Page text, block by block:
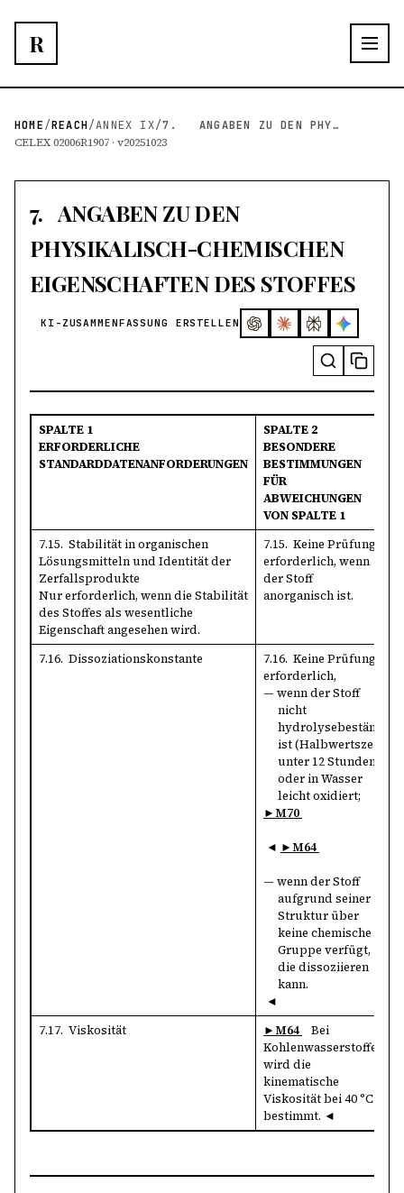
R
HOME/REACH/ANNEX IX/
7. ANGABEN ZU DEN PHYSIKALISCH-CHEMISCHEN EIG...
CELEX 02006R1907 · v20251023
7. ANGABEN ZU DEN
PHYSIKALISCH-CHEMISCHEN
EIGENSCHAFTEN DES STOFFES
KI-ZUSAMMENFASSUNG ERSTELLEN
SPALTE 1
ERFORDERLICHE
STANDARDDATENANFORDERUNGEN
SPALTE 2
BESONDERE
BESTIMMUNGEN
FÜR
ABWEICHUNGEN
VON SPALTE 1
7.15. Stabilität in organischen
Lösungsmitteln und Identität der
Zerfallsprodukte
Nur erforderlich, wenn die Stabilität
des Stoffes als wesentliche
Eigenschaft angesehen wird.
7.15. Keine Prüfung
erforderlich, wenn
der Stoff
anorganisch ist.
7.16. Dissoziationskonstante
7.16. Keine Prüfung
erforderlich,
— wenn der Stoff
nicht
hydrolysebeständig
ist (Halbwertszeit
unter 12 Stunden)
oder in Wasser
leicht oxidiert;
►M70
◄ ►M64
— wenn der Stoff
aufgrund seiner
Struktur über
keine chemische
Gruppe verfügt,
die dissoziieren
kann.
◄
7.17. Viskosität
►M64
Bei
Kohlenwasserstoffen
wird die
kinematische
Viskosität bei 40 °C
bestimmt. ◄